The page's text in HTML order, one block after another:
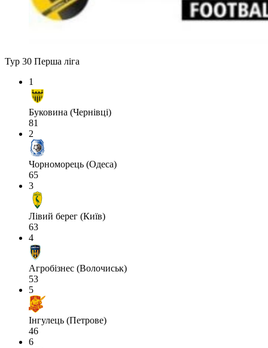
Тур 30 Перша ліга
1
Буковина (Чернівці)
81
2
Чорноморець (Одеса)
65
3
Лівий берег (Київ)
63
4
Агробізнес (Волочиськ)
53
5
Інгулець (Петрове)
46
6